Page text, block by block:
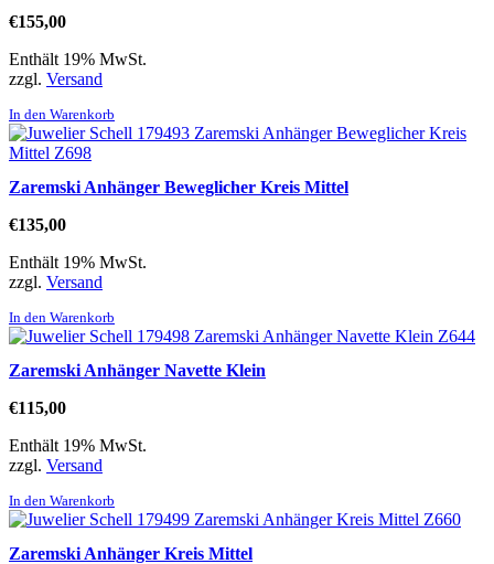
€155,00
Enthält 19% MwSt.
zzgl. Versand
In den Warenkorb
Zaremski Anhänger Beweglicher Kreis Mittel
€135,00
Enthält 19% MwSt.
zzgl. Versand
In den Warenkorb
Zaremski Anhänger Navette Klein
€115,00
Enthält 19% MwSt.
zzgl. Versand
In den Warenkorb
Zaremski Anhänger Kreis Mittel